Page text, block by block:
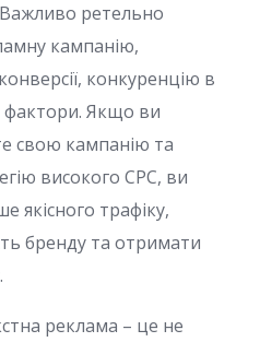
ретельно
кампанію,
конкуренцію в
фактори. Якщо ви
свою кампанію та
високого CPC, ви
якісного трафіку,
бренду та отримати
реклама – це не